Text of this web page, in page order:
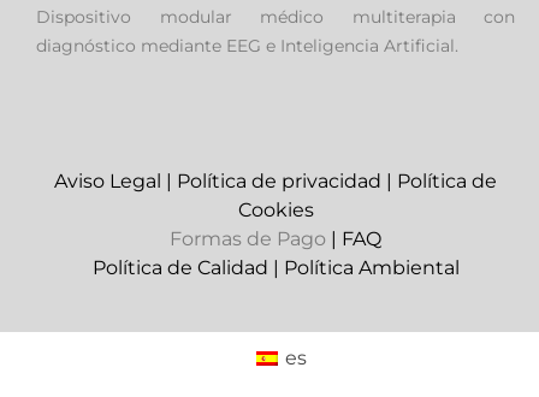
Dispositivo modular médico multiterapia con
diagnóstico mediante EEG e Inteligencia Artificial.
Aviso Legal | Política de privacidad | Política de
Cookies
Formas de Pago | FAQ
Política de Calidad | Política Ambiental
es